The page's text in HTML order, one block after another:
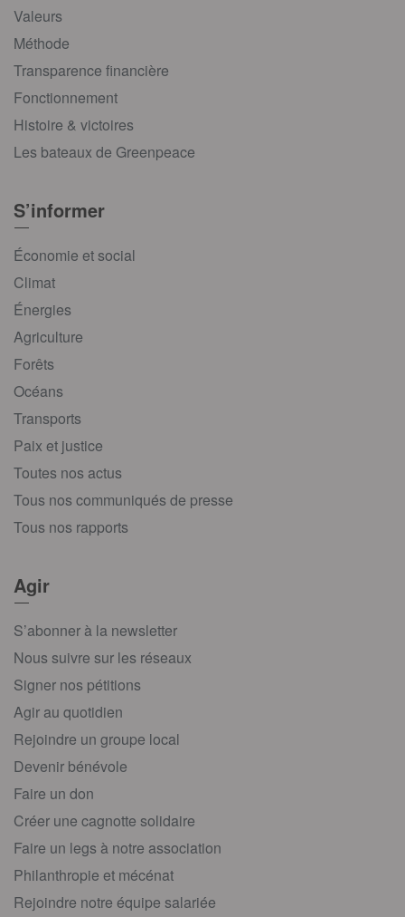
Valeurs
Méthode
Transparence financière
Fonctionnement
Histoire & victoires
Les bateaux de Greenpeace
S’informer
Économie et social
Climat
Énergies
Agriculture
Forêts
Océans
Transports
Paix et justice
Toutes nos actus
Tous nos communiqués de presse
Tous nos rapports
Agir
S’abonner à la newsletter
Nous suivre sur les réseaux
Signer nos pétitions
Agir au quotidien
Rejoindre un groupe local
Devenir bénévole
Faire un don
Créer une cagnotte solidaire
Faire un legs à notre association
Philanthropie et mécénat
Rejoindre notre équipe salariée